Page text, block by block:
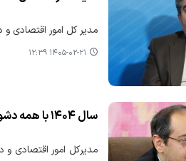
مدیر کل امور اقتصادی و دارایی استان سمنان
۱۴۰۵-۰۲-۲۱ ۱۲:۳۹
سال ۱۴۰۴ با همه دشواری‌ها، سال بروز ظرفیت‌ های پنهان کشور بود(بخش اول)